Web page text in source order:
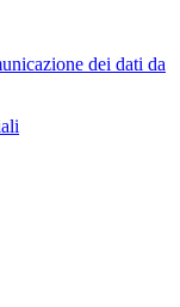
dei dati da